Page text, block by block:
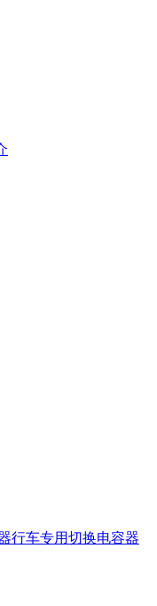
行车专用切换电容器